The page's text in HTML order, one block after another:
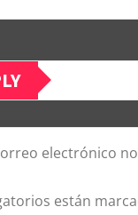
electrónico
están